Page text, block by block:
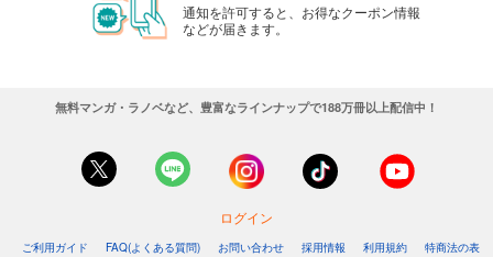
通知を許可すると、お得なクーポン情報
などが届きます。
無料マンガ・ラノベなど、豊富なラインナップで188万冊以上配信中！
ログイン
ご利用ガイド FAQ(よくある質問) お問い合わせ 採用情報 利用規約
特商法の表